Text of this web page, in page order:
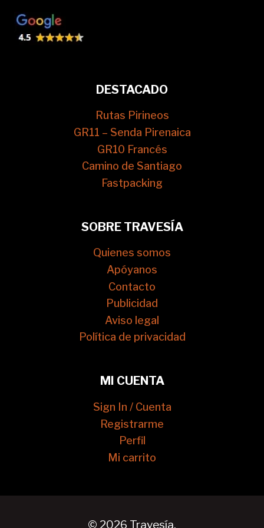
DESTACADO
Rutas Pirineos
GR11 – Senda Pirenaica
GR10 Francés
Camino de Santiago
Fastpacking
SOBRE TRAVESÍA
Quienes somos
Apóyanos
Contacto
Publicidad
Aviso legal
Política de privacidad
MI CUENTA
Sign In / Cuenta
Registrarme
Perfil
Mi carrito
© 2026 Travesía.